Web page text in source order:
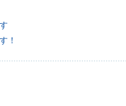
！